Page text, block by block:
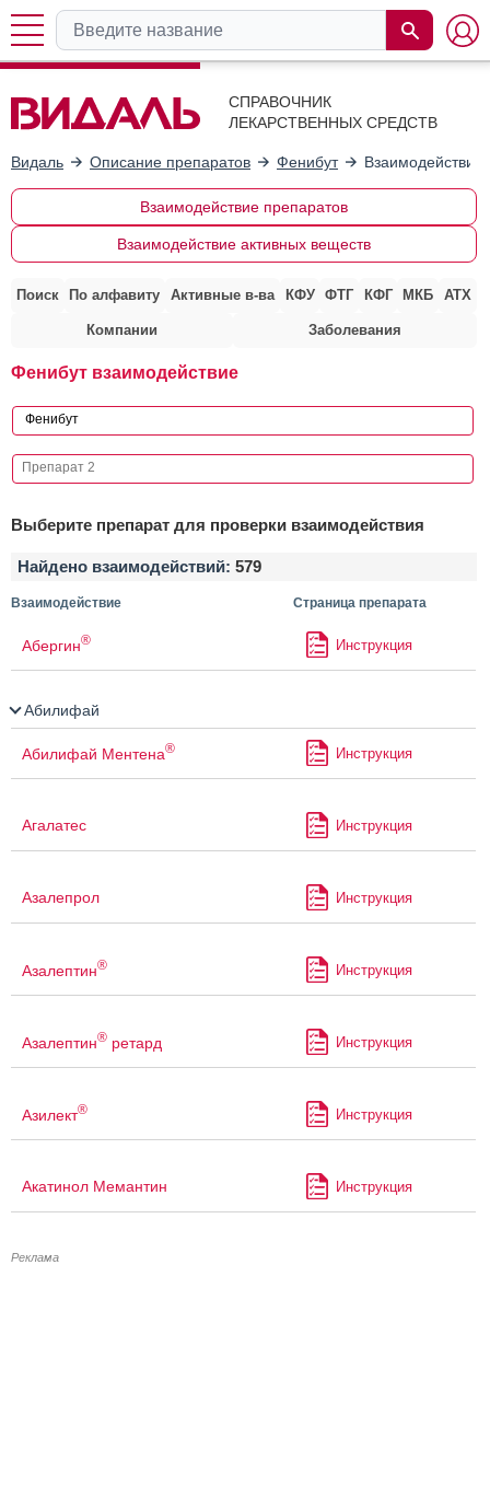
СПРАВОЧНИК
ЛЕКАРСТВЕННЫХ СРЕДСТВ
Видаль Описание препаратов Фенибут
Взаимодействие препаратов
Взаимодействие активных веществ
Поиск По алфавиту Активные в-ва КФУ ФТГ КФГ МКБ АТХ
Компании Заболевания
Фенибут взаимодействие
Выберите препарат для проверки взаимодействия
Найдено взаимодействий: 579
Взаимодействие Страница препарата
Абергин® Инструкция
Абилифай
Абилифай Ментена® Инструкция
Агалатес Инструкция
Азалепрол Инструкция
Азалептин® Инструкция
Азалептин® ретард Инструкция
Азилект® Инструкция
Акатинол Мемантин Инструкция
Реклама